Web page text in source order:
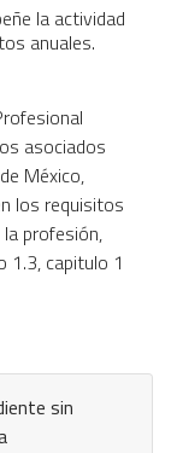
la actividad
anuales.
asociados
México,
los requisitos
profesión,
1.3, capitulo 1
sin